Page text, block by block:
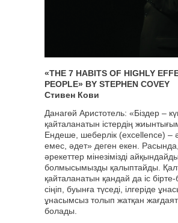
«THE 7 HABITS OF HIGHLY
PEOPLE» BY STEPHEN COVEY
Стивен Кови
Данагөй Аристотель: «Біздер –
қайталанатын істердің
Ендеше, шеберлік (excellence) –
емес, әдет» деген екен.
әрекеттер мінезімізді айқындайды,
болмысымызды қалыптайды.
қайталанатын қандай да іс бірте-
сіңіп, буынға түседі, ілгеріде
ұнасымсыз толып жатқан
болады.